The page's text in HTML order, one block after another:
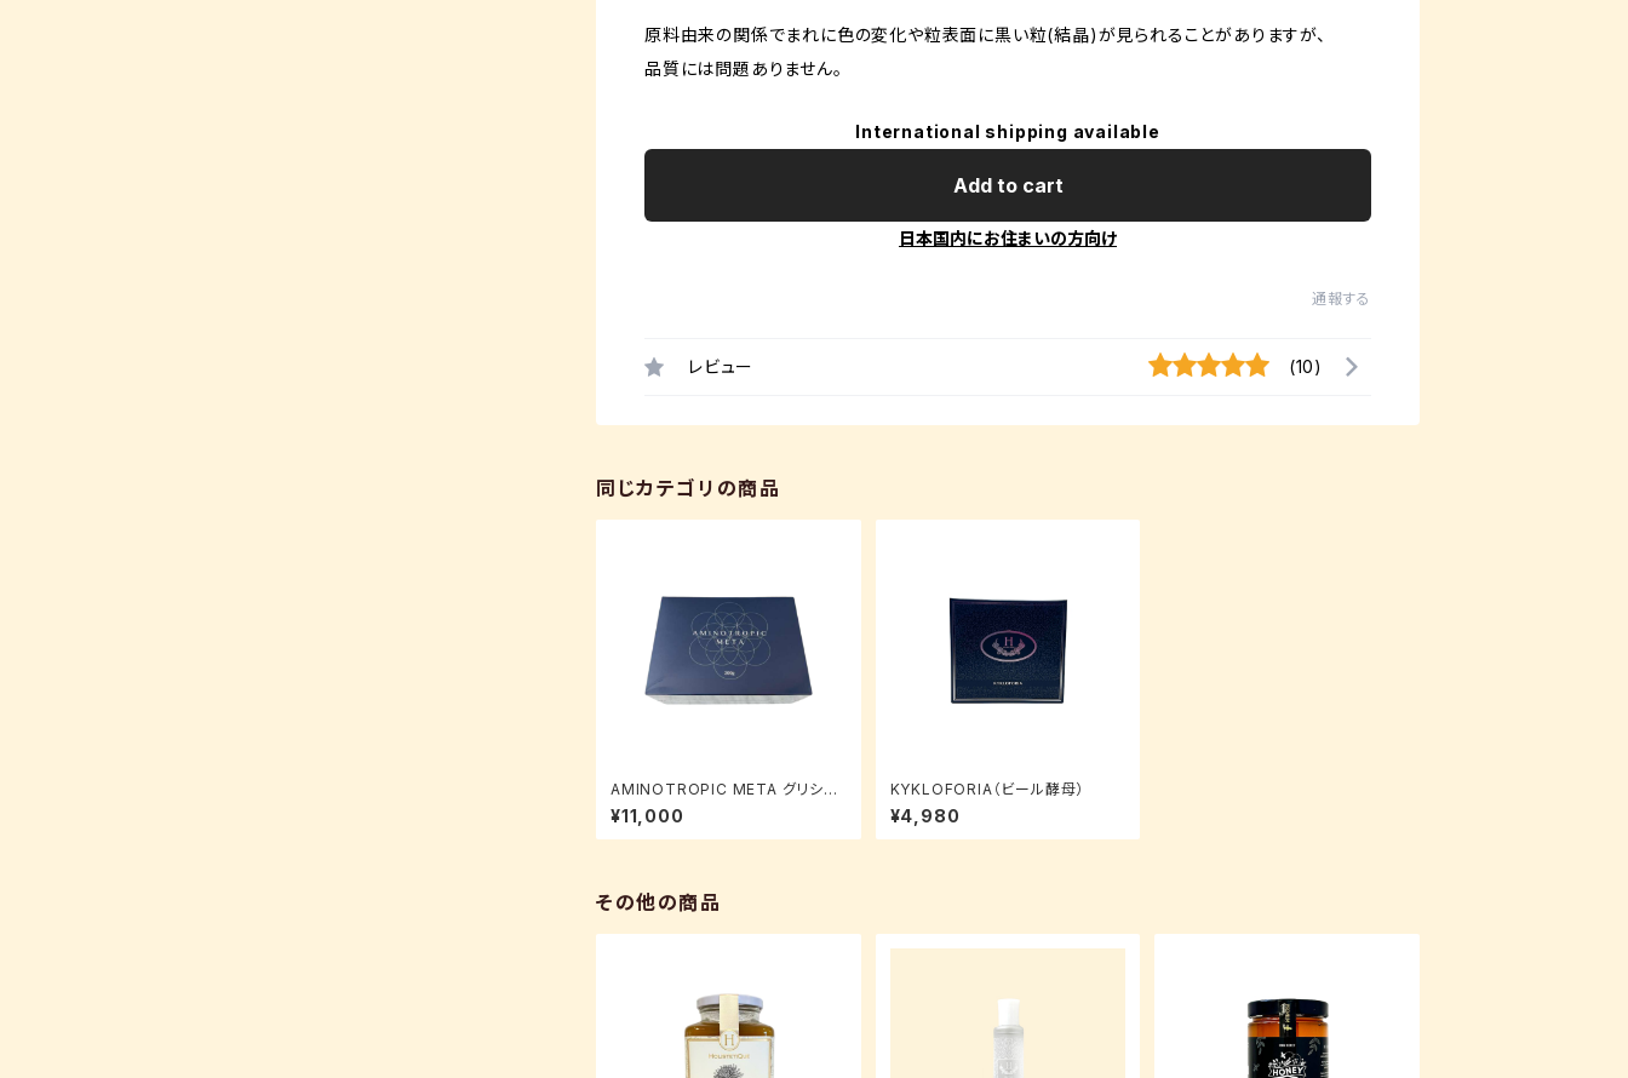
原料由来の関係でまれに色の変化や粒表面に黒い粒(結晶)が見られることがありますが、
品質には問題ありません。
International shipping available
Add to cart
日本国内にお住まいの方向け
通報する
レビュー (10)
同じカテゴリの商品
AMINOTROPIC META グリシン
黒糖入り
¥11,000
KYKLOFORIA（ビール酵母）
¥4,980
その他の商品